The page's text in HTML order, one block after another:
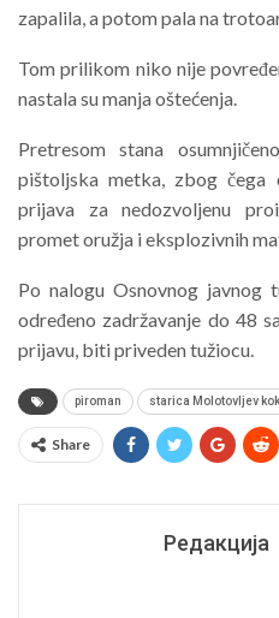
zapalila, a potom pala na
Tom prilikom niko nije
nastala su manja oštećenja.
Pretresom stana
pištoljska metka, zbog
prijava za nedozvoljenu
promet oružja i eksplozivnih
Po nalogu Osnovnog javnog
određeno zadržavanje do 48
prijavu, biti priveden tužiocu.
piroman starica Molotovljev
Share
Редакција